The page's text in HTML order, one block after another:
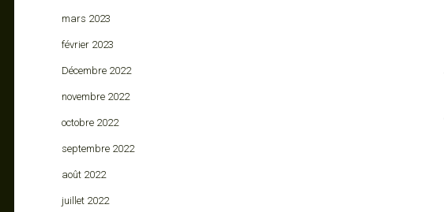
mars 2023
février 2023
Décembre 2022
novembre 2022
octobre 2022
septembre 2022
août 2022
juillet 2022